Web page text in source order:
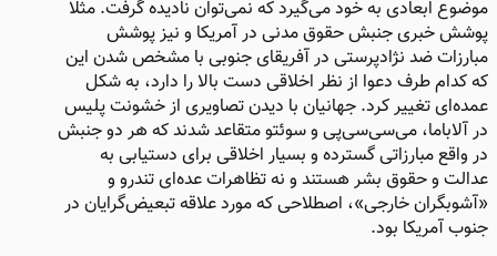
موضوع ابعادی به خود می‌گیرد که نمی‌توان نادیده گرفت. مثلا
پوشش خبری جنبش حقوق مدنی در آمریکا و نیز پوشش
مبارزات ضد نژادپرستی در آفریقای جنوبی با مشخص شدن این
که کدام طرف دعوا از نظر اخلاقی دست بالا را دارد، به شکل
عمده‌ای تغییر کرد. جهانیان با دیدن تصاویری از خشونت پلیس
در آلاباما، می‌سی‌سی‌پی و سوئتو متقاعد شدند که هر دو جنبش
در واقع مبارزاتی گسترده و بسیار اخلاقی برای دستیابی به
عدالت و حقوق بشر هستند و نه تظاهرات عده‌ای تندرو و
«آشوبگران خارجی»، اصطلاحی که مورد علاقه تبعیض‌گرایان در
جنوب آمریکا بود.